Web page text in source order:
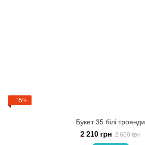
−15%
Букет 35 білі троянди
2 210 грн 2 600 грн